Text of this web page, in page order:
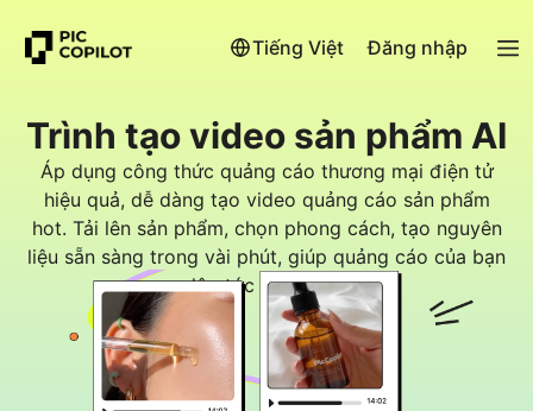
Tiếng Việt Đăng nhập
Trình tạo video sản phẩm AI
Áp dụng công thức quảng cáo thương mại điện tử
hiệu quả, dễ dàng tạo video quảng cáo sản phẩm
hot. Tải lên sản phẩm, chọn phong cách, tạo nguyên
liệu sẵn sàng trong vài phút, giúp quảng cáo của bạn
lập tức lên sóng.